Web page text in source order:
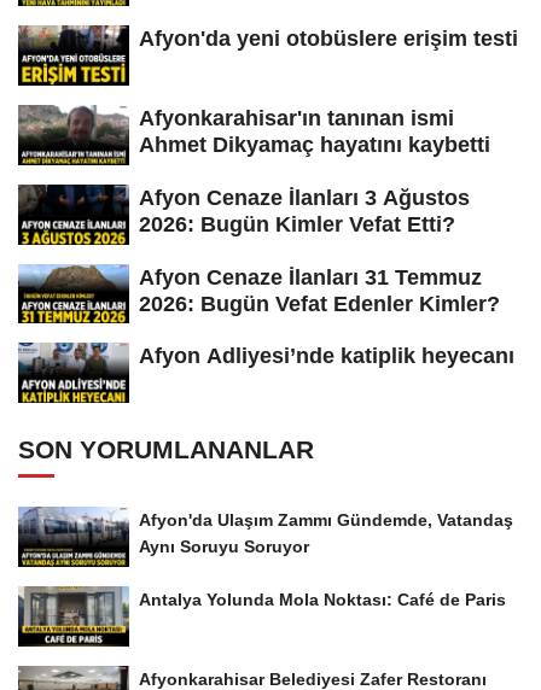
Afyon'da yeni otobüslere erişim testi
Afyonkarahisar'ın tanınan ismi
Ahmet Dikyamaç hayatını kaybetti
Afyon Cenaze İlanları 3 Ağustos
2026: Bugün Kimler Vefat Etti?
Afyon Cenaze İlanları 31 Temmuz
2026: Bugün Vefat Edenler Kimler?
Afyon Adliyesi’nde katiplik heyecanı
SON YORUMLANANLAR
Afyon'da Ulaşım Zammı Gündemde, Vatandaş
Aynı Soruyu Soruyor
Antalya Yolunda Mola Noktası: Café de Paris
Afyonkarahisar Belediyesi Zafer Restoranı